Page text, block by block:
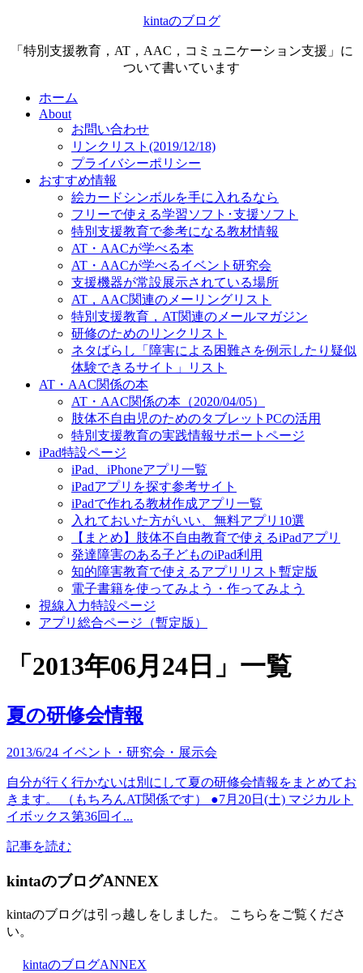
kintaのブログ
「特別支援教育，AT，AAC，コミュニケーション支援」に
ついて書いています
ホーム
About
お問い合わせ
リンクリスト(2019/12/18)
プライバシーポリシー
おすすめ情報
絵カードシンボルを手に入れるなら
フリーで使える学習ソフト･支援ソフト
特別支援教育で参考になる教材情報
AT・AACが学べる本
AT・AACが学べるイベント研究会
支援機器が常設展示されている場所
AT，AAC関連のメーリングリスト
特別支援教育，AT関連のメールマガジン
研修のためのリンクリスト
ネタばらし「障害による困難さを例示したり疑似
体験できるサイト」リスト
AT・AAC関係の本
AT・AAC関係の本（2020/04/05）
肢体不自由児のためのタブレットPCの活用
特別支援教育の実践情報サポートページ
iPad特設ページ
iPad、iPhoneアプリ一覧
iPadアプリを探す参考サイト
iPadで作れる教材作成アプリ一覧
入れておいた方がいい、無料アプリ10選
【まとめ】肢体不自由教育で使えるiPadアプリ
発達障害のある子どものiPad利用
知的障害教育で使えるアプリリスト暫定版
電子書籍を使ってみよう・作ってみよう
視線入力特設ページ
アプリ総合ページ（暫定版）
「 2013年06月24日 」 一覧
夏の研修会情報
2013/6/24 イベント・研究会・展示会
自分が行く行かないは別にして夏の研修会情報をまとめてお
きます。 （もちろんAT関係です） ●7月20日(土) マジカルト
イボックス第36回イ...
記事を読む
kintaのブログANNEX
kintaのブログは引っ越しをしました。 こちらをご覧くださ
い。
kintaのブログANNEX